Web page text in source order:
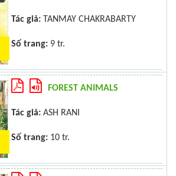
Tác giả: TANMAY CHAKRABARTY
Số trang: 9 tr.
FOREST ANIMALS
Tác giả: ASH RANI
Số trang: 10 tr.